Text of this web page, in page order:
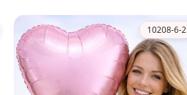
10208-6-2